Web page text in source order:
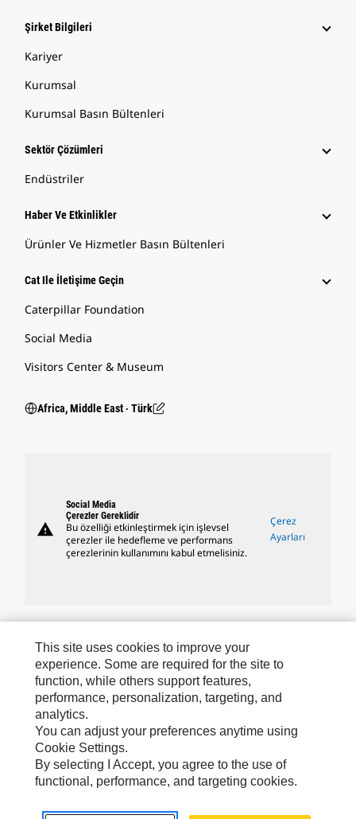
Şirket Bilgileri
Kariyer
Kurumsal
Kurumsal Basın Bültenleri
Sektör Çözümleri
Endüstriler
Haber Ve Etkinlikler
Ürünler Ve Hizmetler Basın Bültenleri
Cat Ile İletişime Geçin
Caterpillar Foundation
Social Media
Visitors Center & Museum
Africa, Middle East ‧ Türk
warning
Social Media
Çerezler Gereklidir
Bu özelliği etkinleştirmek için işlevsel
çerezler ile hedefleme ve performans
çerezlerinin kullanımını kabul etmelisiniz.
Çerez
Ayarları
Caterpillar.com
Caterpillar Müşteri Hizmetleri Ve Iletişim
Site Haritası
Cookie Settings
This site uses cookies to improve your
experience. Some are required for the site to
function, while others support features,
performance, personalization, targeting, and
analytics.
You can adjust your preferences anytime using
Cookie Settings.
By selecting I Accept, you agree to the use of
functional, performance, and targeting cookies.